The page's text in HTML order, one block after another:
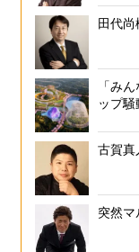
田代
「み
ップ騒
古賀真
突然マ